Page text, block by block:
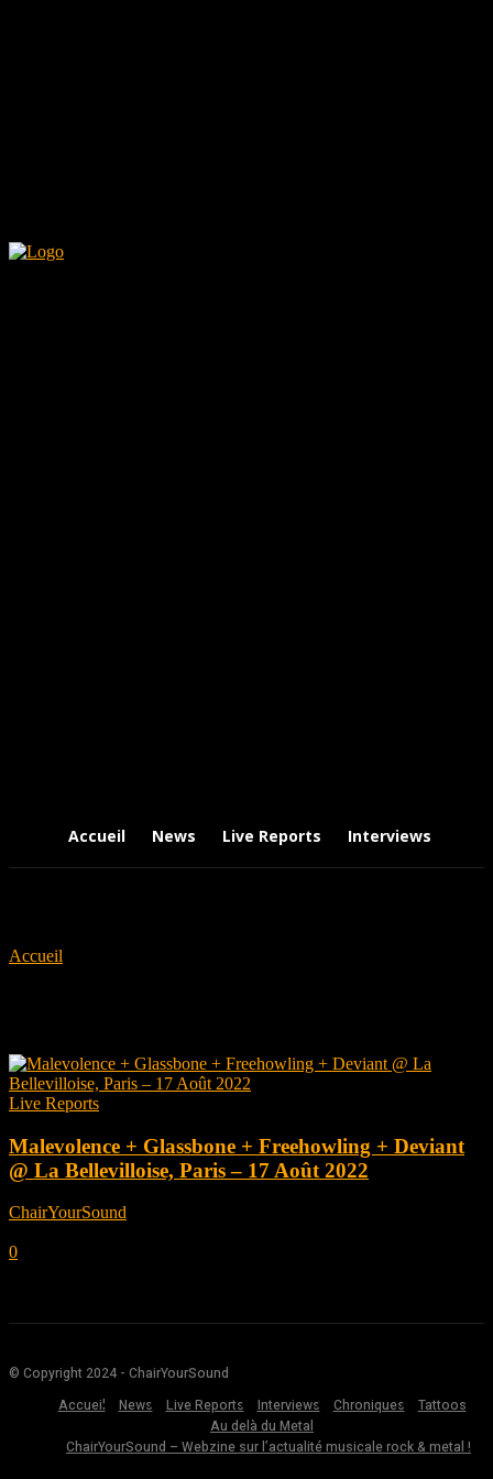
Accueil News Live Reports Interviews
Accueil
Live Reports
Malevolence + Glassbone + Freehowling + Deviant
@ La Bellevilloise, Paris – 17 Août 2022
ChairYourSound
0
© Copyright 2024 - ChairYourSound
Accueil
News Live Reports Interviews Chroniques
Tattoos
Au delà du Metal
ChairYourSound – Webzine sur l’actualité musicale rock & metal !